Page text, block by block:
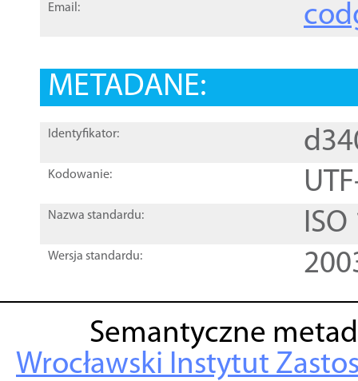
Email:
METADANE:
Identyfikator:
Kodowanie:
Nazwa standardu:
Wersja standardu:
Semantyczne
Wrocławski Instytut